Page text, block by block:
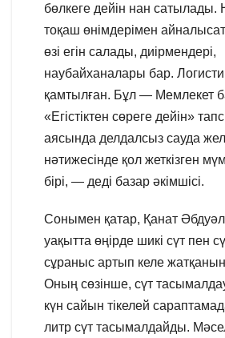
бөлкеге дейін нан сатылады.
тоқаш өнімдерімен
өзі егін салады, диірмендері,
наубайханалары бар.
қамтылған. Бұл — Мемлекет
«Егістіктен сөреге дейін»
аясында делдалсыз сауда
нәтижесінде қол жеткізген
бірі, — деді базар әкімшісі.
Сонымен қатар, Қанат
уақытта өңірде шикі сүт пен
сұраныс артып келе жатқанын
Оның сөзінше, сүт
күн сайын тікелей
литр сүт тасымалдайды.